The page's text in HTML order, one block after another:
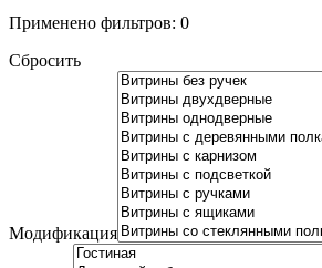
Применено фильтров: 0
Сбросить
Модификация